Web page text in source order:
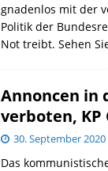
gnadenlos mit der
Politik der
Not treibt. Sehen
Annoncen in
verboten,
30. September 2020
Das